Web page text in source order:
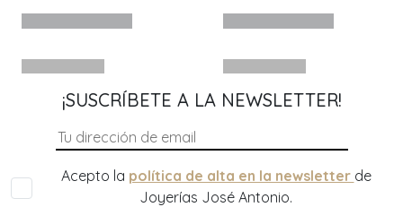
¡SUSCRÍBETE A LA NEWSLETTER!
Acepto la política de alta en la newsletter de
Joyerías José Antonio.